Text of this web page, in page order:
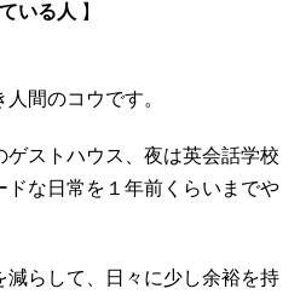
いる人 】
間のコウです。
ストハウス、夜は英会話学校
ドな日常を１年前くらいまでや
らして、日々に少し余裕を持